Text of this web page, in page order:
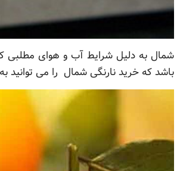
شمال به دلیل شرایط آب و هوای مطلبی که
باشد که خرید نارنگی شمال را می توانید